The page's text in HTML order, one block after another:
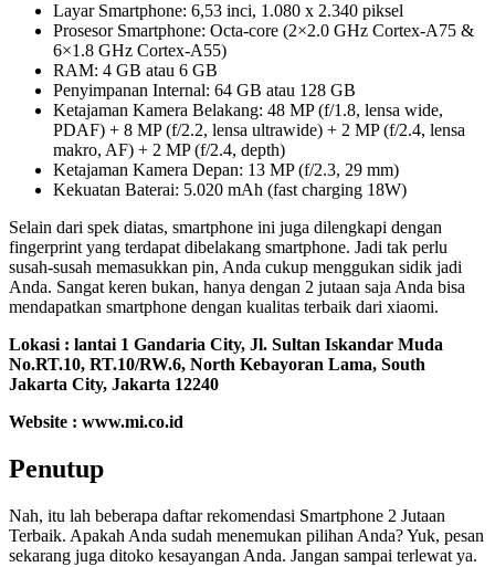
Layar Smartphone: 6,53 inci, 1.080 x 2.340 piksel
Prosesor Smartphone: Octa-core (2×2.0 GHz Cortex-A75 &
6×1.8 GHz Cortex-A55)
RAM: 4 GB atau 6 GB
Penyimpanan Internal: 64 GB atau 128 GB
Ketajaman Kamera Belakang: 48 MP (f/1.8, lensa wide,
PDAF) + 8 MP (f/2.2, lensa ultrawide) + 2 MP (f/2.4, lensa
makro, AF) + 2 MP (f/2.4, depth)
Ketajaman Kamera Depan: 13 MP (f/2.3, 29 mm)
Kekuatan Baterai: 5.020 mAh (fast charging 18W)
Selain dari spek diatas, smartphone ini juga dilengkapi dengan
fingerprint yang terdapat dibelakang smartphone. Jadi tak perlu
susah-susah memasukkan pin, Anda cukup menggukan sidik jadi
Anda. Sangat keren bukan, hanya dengan 2 jutaan saja Anda bisa
mendapatkan smartphone dengan kualitas terbaik dari xiaomi.
Lokasi : lantai 1 Gandaria City, Jl. Sultan Iskandar Muda
No.RT.10, RT.10/RW.6, North Kebayoran Lama, South
Jakarta City, Jakarta 12240
Website : www.mi.co.id
Penutup
Nah, itu lah beberapa daftar rekomendasi Smartphone 2 Jutaan
Terbaik. Apakah Anda sudah menemukan pilihan Anda? Yuk, pesan
sekarang juga ditoko kesayangan Anda. Jangan sampai terlewat ya.